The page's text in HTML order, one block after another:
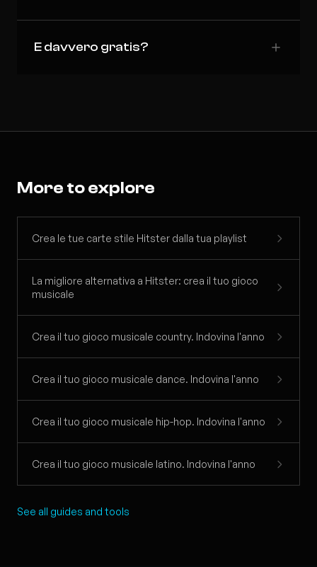
E davvero gratis?
More to explore
Crea le tue carte stile Hitster dalla tua playlist
La migliore alternativa a Hitster: crea il tuo gioco
musicale
Crea il tuo gioco musicale country. Indovina l'anno
Crea il tuo gioco musicale dance. Indovina l'anno
Crea il tuo gioco musicale hip-hop. Indovina l'anno
Crea il tuo gioco musicale latino. Indovina l'anno
See all guides and tools